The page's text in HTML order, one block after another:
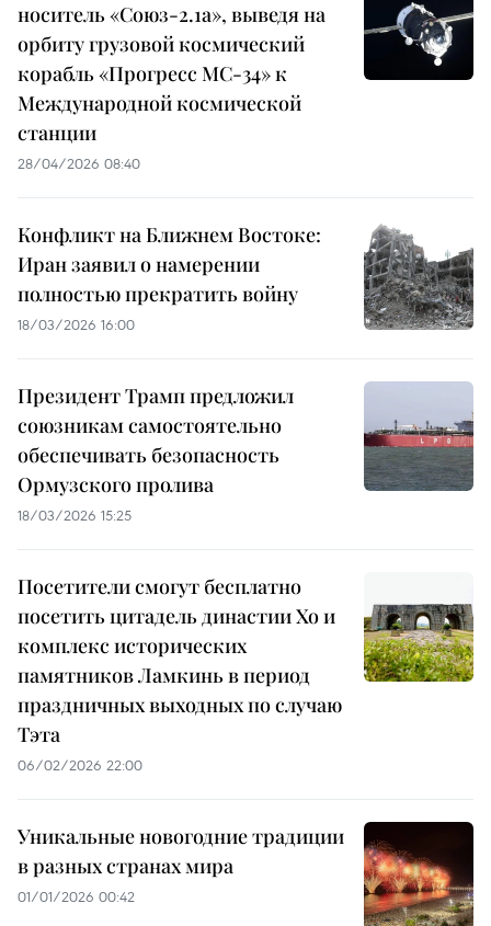
носитель «Союз-2.1а», выведя на
орбиту грузовой космический
корабль «Прогресс МС-34» к
Международной космической
станции
28/04/2026 08:40
Конфликт на Ближнем Востоке:
Иран заявил о намерении
полностью прекратить войну
18/03/2026 16:00
Президент Трамп предложил
союзникам самостоятельно
обеспечивать безопасность
Ормузского пролива
18/03/2026 15:25
Посетители смогут бесплатно
посетить цитадель династии Хо и
комплекс исторических
памятников Ламкинь в период
праздничных выходных по случаю
Тэта
06/02/2026 22:00
Уникальные новогодние традиции
в разных странах мира
01/01/2026 00:42